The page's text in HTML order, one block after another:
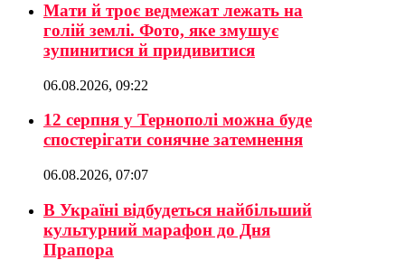
Мати й троє ведмежат лежать на
голій землі. Фото, яке змушує
зупинитися й придивитися
06.08.2026, 09:22
12 серпня у Тернополі можна буде
спостерігати сонячне затемнення
06.08.2026, 07:07
В Україні відбудеться найбільший
культурний марафон до Дня
Прапора